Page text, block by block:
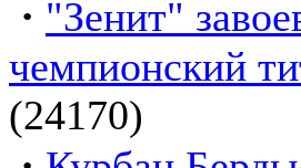
· "Зенит"
чемпионский
(24170)